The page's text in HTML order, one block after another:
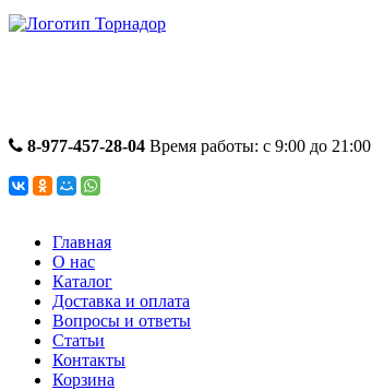
8-977-457-28-04 Время работы: с 9:00 до 21:00
Главная
О нас
Каталог
Доставка и оплата
Вопросы и ответы
Статьи
Контакты
Корзина